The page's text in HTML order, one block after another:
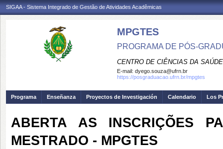
SIGAA - Sistema Integrado de Gestão de Atividades Acadêmicas
MPGTES
PROGRAMA DE PÓS-
CENTRO DE CIÊNCIAS DA SAÚDE
E-mail: dyego.souza@ufrn.br
https://posgraduacao.ufrn.br/mpgtes
Programa Enseñanza Proyectos de Investigación Calendario Los
ABERTA AS INSCRIÇÕES
MESTRADO - MPGTES